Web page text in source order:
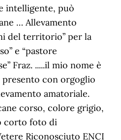
intelligente, può
… Allevamento
del territorio” per la
e “pastore
Fraz. .....il mio nome è
presento con orgoglio
amatoriale.
corso, colore grigio,
corto foto di
Riconosciuto ENCI